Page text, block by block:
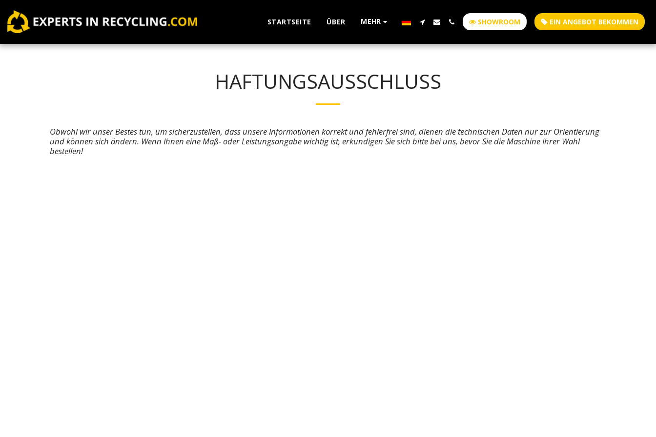
STARTSEITE ÜBER MEHR SHOWROOM EIN ANGEBOT BEKOMMEN
HAFTUNGSAUSSCHLUSS
Obwohl wir unser Bestes tun, um sicherzustellen, dass unsere Informationen korrekt und fehlerfrei sind, dienen die technischen Daten nur zur Orientierung
und können sich ändern. Wenn Ihnen eine Maß- oder Leistungsangabe wichtig ist, erkundigen Sie sich bitte bei uns, bevor Sie die Maschine Ihrer Wahl
bestellen!